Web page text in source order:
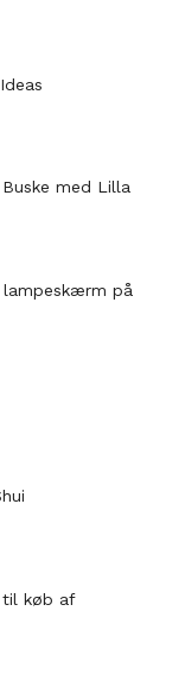
med Lilla
på
til køb af